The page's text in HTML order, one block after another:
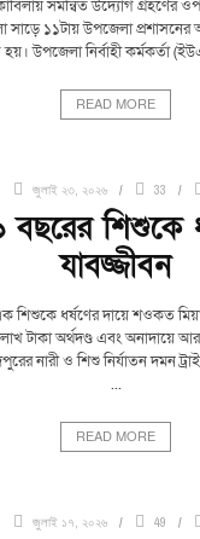
সমন্বিত উদ্যোগ গ্রহণের
সাড়ে ১১টায় উপজেলা
হয়। উপজেলা নির্বাহী কর্মকর্তা
READ MORE
জুলাই ২৩, ২০২৬ 33
শিশুকে
যাবজ্জীবন
ধর্ষণের দায়ে শওকত মিয়া
টাকা অর্থদণ্ড এবং অনাদায়ে
নারী ও শিশু নির্যাতন দমন
...
READ MORE
জুলাই ১৭, ২০২৬ 49